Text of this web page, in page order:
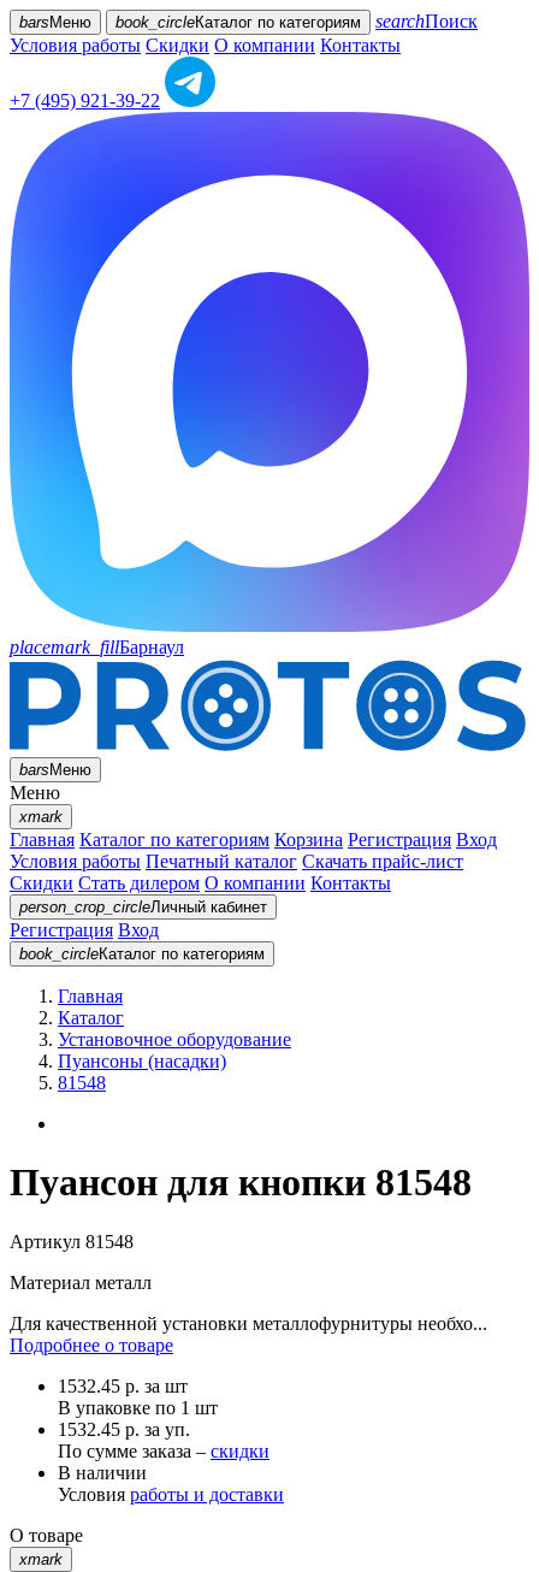
bars Меню book_circleКаталог по категориям searchПоиск
Условия работы Скидки О компании Контакты
+7 (495) 921-39-22
placemark_fillБарнаул
barsМеню
Меню
xmark
Главная Каталог по категориям Корзина Регистрация Вход
Условия работы Печатный каталог Скачать прайс-лист
Скидки Стать дилером О компании Контакты
person_crop_circleЛичный кабинет
Регистрация Вход
book_circleКаталог по категориям
Главная
Каталог
Установочное оборудование
Пуансоны (насадки)
81548
Пуансон для кнопки 81548
Артикул 81548
Материал металл
Для качественной установки металлофурнитуры необхо...
Подробнее о товаре
1532.45 р. за шт
В упаковке по 1 шт
1532.45 р. за уп.
По сумме заказа – скидки
В наличии
Условия работы и доставки
О товаре
xmark